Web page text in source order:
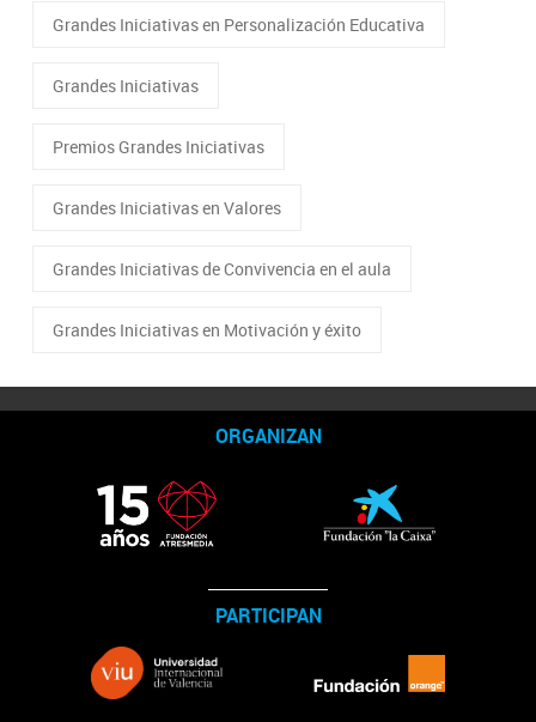
Grandes Iniciativas en Personalización Educativa
Grandes Iniciativas
Premios Grandes Iniciativas
Grandes Iniciativas en Valores
Grandes Iniciativas de Convivencia en el aula
Grandes Iniciativas en Motivación y éxito
ORGANIZAN
PARTICIPAN